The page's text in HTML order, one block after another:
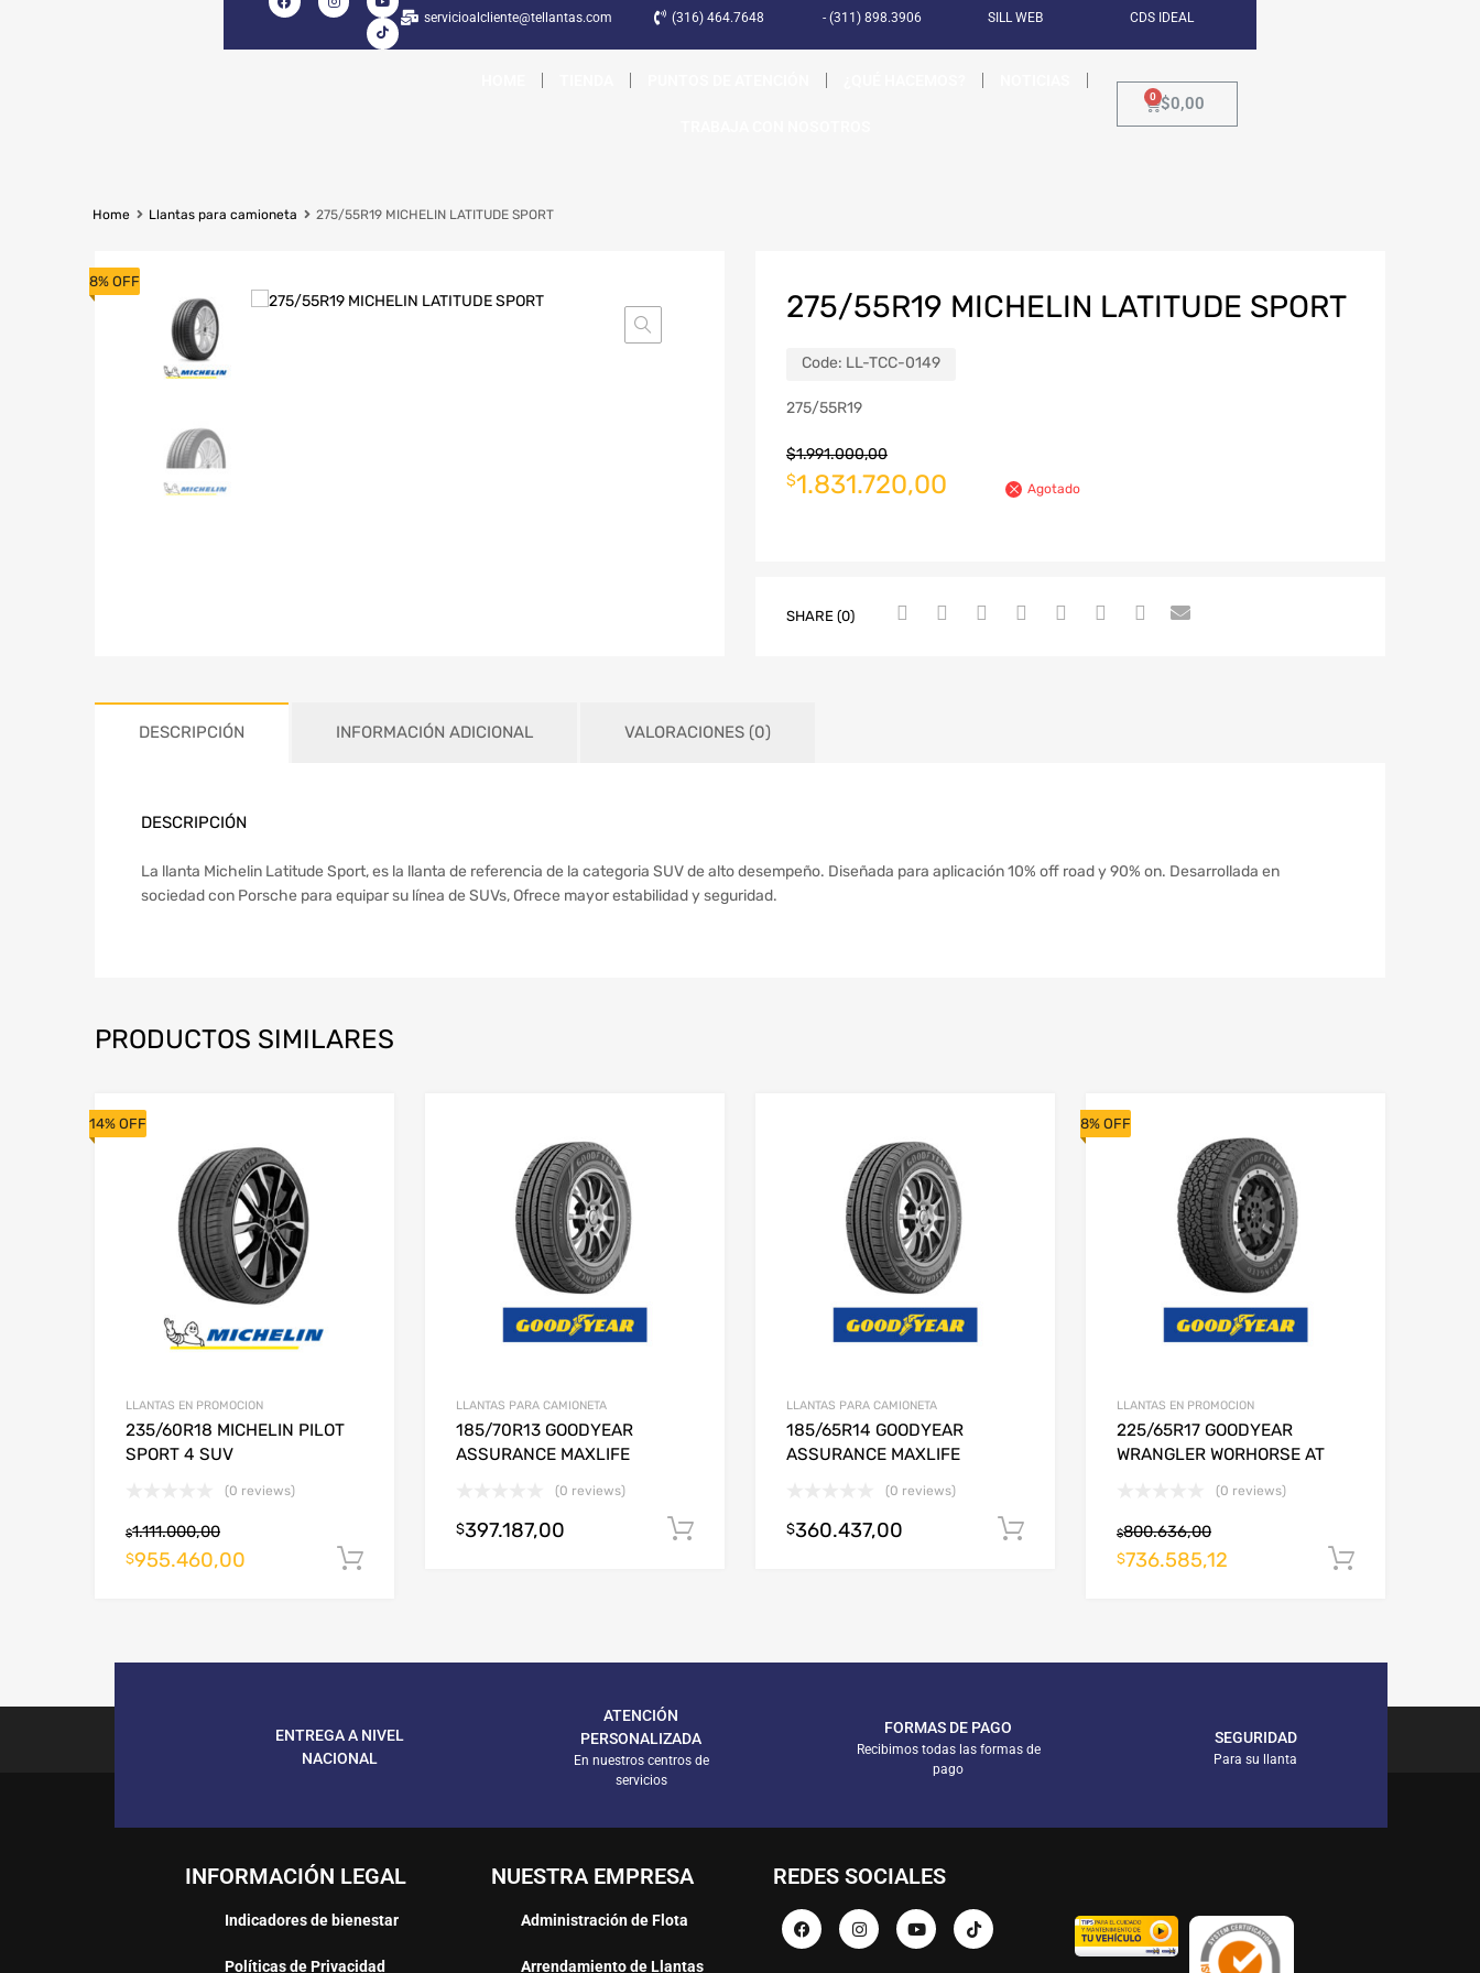
servicioalcliente@tellantas.com (316) 464.7648 - (311) 898.3906 SILL WEB CDS IDEAL
$0,00
Home Llantas para camioneta 275/55R19 MICHELIN LATITUDE SPORT
8% OFF
275/55R19 MICHELIN LATITUDE SPORT
Code: LL-TCC-0149
275/55R19
$1.991.000,00
$1.831.720,00 Agotado
SHARE (0)
DESCRIPCIÓN INFORMACIÓN ADICIONAL VALORACIONES (0)
DESCRIPCIÓN
La llanta Michelin Latitude Sport, es la llanta de referencia de la categoria SUV de alto desempeño. Diseñada para aplicación 10% off road y 90% on. Desarrollada en
sociedad con Porsche para equipar su línea de SUVs, Ofrece mayor estabilidad y seguridad.
PRODUCTOS SIMILARES
14% OFF
LLANTAS EN PROMOCION
235/60R18 MICHELIN PILOT
SPORT 4 SUV
(0 reviews)
$1.111.000,00
$955.460,00
LLANTAS PARA CAMIONETA
185/70R13 GOODYEAR
ASSURANCE MAXLIFE
(0 reviews)
$397.187,00 Añadir al carrito
LLANTAS PARA CAMIONETA
185/65R14 GOODYEAR
ASSURANCE MAXLIFE
(0 reviews)
$360.437,00 Añadir al carrito
8% OFF
LLANTAS EN PROMOCION
225/65R17 GOODYEAR
WRANGLER WORHORSE AT
(0 reviews)
$800.636,00
$736.585,12
ENTREGA A NIVEL
NACIONAL
ATENCIÓN
PERSONALIZADA
En nuestros centros de
servicios
FORMAS DE PAGO
Recibimos todas las formas de
pago
SEGURIDAD
Para su llanta
INFORMACIÓN LEGAL
Indicadores de bienestar
Políticas de Privacidad
NUESTRA EMPRESA
Administración de Flota
Arrendamiento de Llantas
REDES SOCIALES